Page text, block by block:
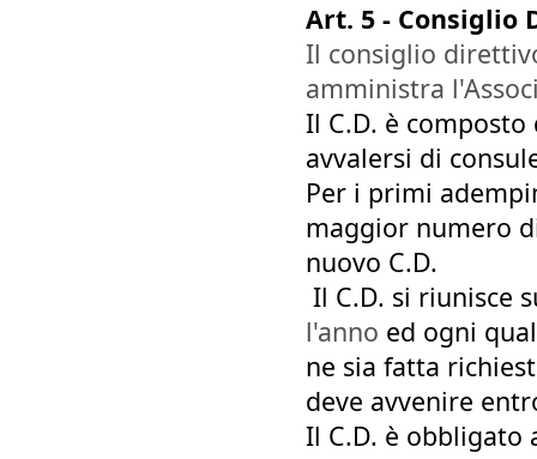
Art. 5 - Consiglio
Il consiglio
amministra
Il C.D. è
avvalersi di
Per i primi
maggior numero
nuovo C.D.
Il C.D. si riunisce
l'anno ed ogni
ne sia fatta
deve avvenire
Il C.D. è obbligato